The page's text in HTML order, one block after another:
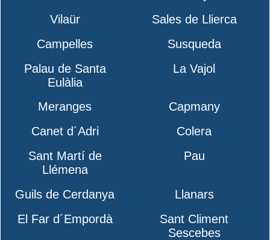
Vilaür
Sales de Llierca
Campelles
Susqueda
Palau de Santa
Eulàlia
La Vajol
Meranges
Capmany
Canet d´Adri
Colera
Sant Martí de
Llémena
Pau
Guils de Cerdanya
Llanars
El Far d´Empordà
Sant Climent
Sescebes